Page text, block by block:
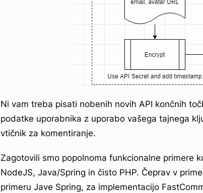
Ni vam treba pisati nobenih novih API končnih
podatke uporabnika z uporabo vašega tajnega
vtičnik za komentiranje.
Zagotovili smo popolnoma funkcionalne primere
NodeJS, Java/Spring in čisto PHP. Čeprav v
primeru Jave Spring, za implementacijo